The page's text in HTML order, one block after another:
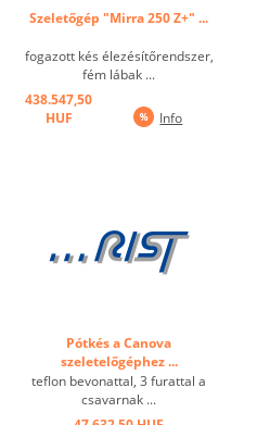
Szeletőgép "Mirra 250 Z+" ...
fogazott kés élezésítőrendszer,
fém lábak ...
438.547,50
HUF
Info
Pótkés a Canova
szeletelőgéphez ...
teflon bevonattal, 3 furattal a
csavarnak ...